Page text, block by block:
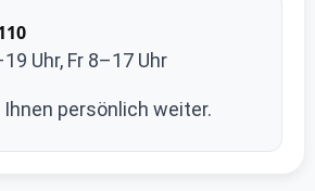
Uhr, Fr 8–17 Uhr
persönlich weiter.